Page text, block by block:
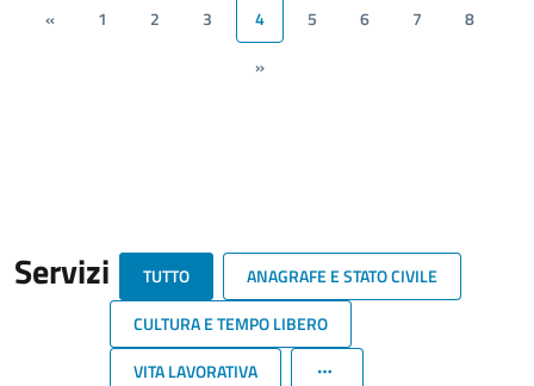
« 1 2 3 4 5 6 7
8
»
Servizi TUTTO
ANAGRAFE E STATO CIVILE
CULTURA E TEMPO LIBERO
VITA LAVORATIVA